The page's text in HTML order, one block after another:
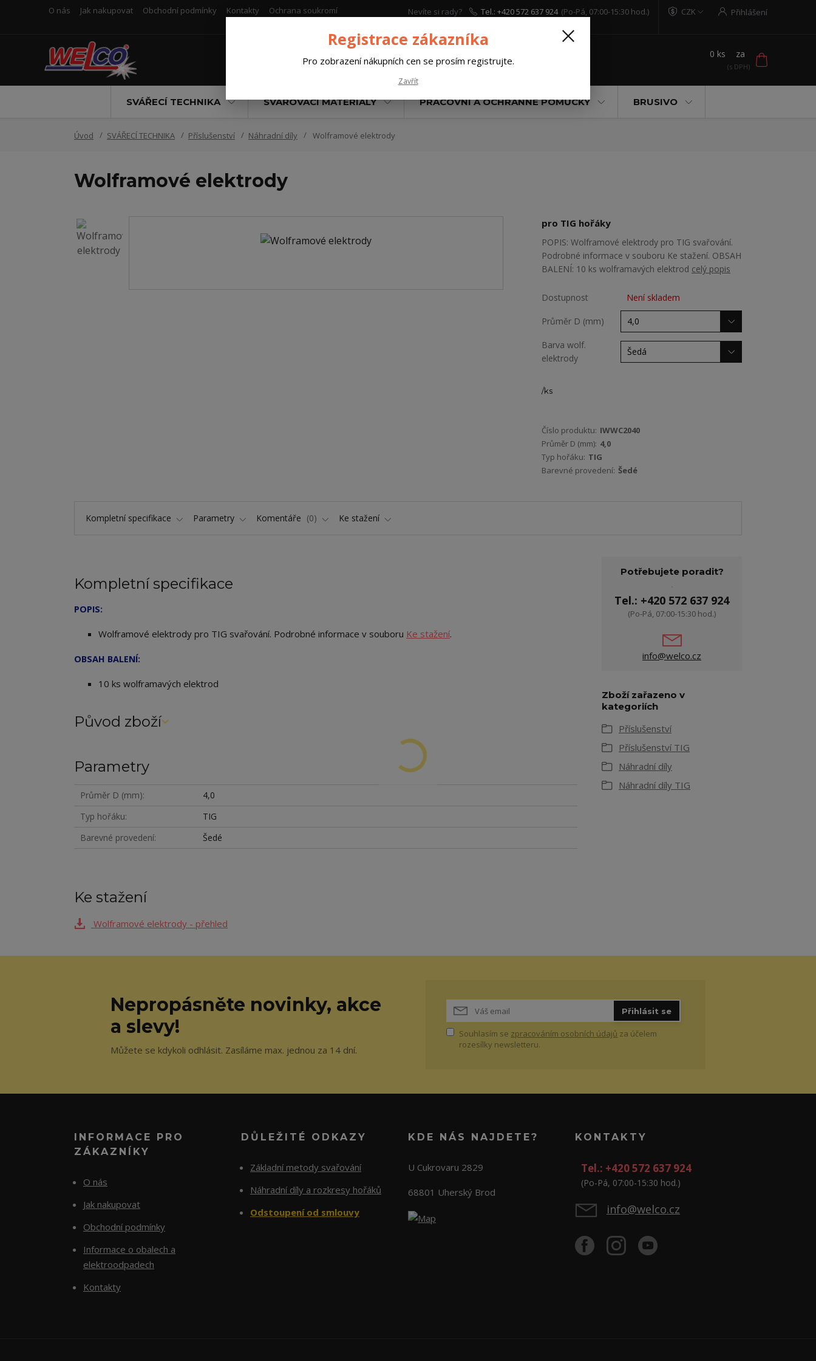
O nás Jak nakupovat Obchodní podmínky Kontakty Ochrana soukromí CZK Přihlášení
Nevíte si rady?
Tel.: +420 572 637 924 (Po-Pá, 07:00-15:30 hod.)
0 ks za
SVÁŘECÍ TECHNIKA SVAŘOVACÍ MATERIÁLY PRACOVNÍ A OCHRANNÉ POMŮCKY BRUSIVO
Úvod SVÁŘECÍ TECHNIKA Příslušenství Náhradní díly Wolframové elektrody
Wolframové elektrody
pro TIG hořáky
POPIS: Wolframové elektrody pro TIG svařování.
Podrobné informace v souboru Ke stažení. OBSAH
BALENÍ: 10 ks wolframavých elektrod celý popis
Dostupnost Není skladem
Průměr D (mm)
Barva wolf.
elektrody
/ks
Číslo produktu: IWWC2040
Průměr D (mm): 4,0
Typ hořáku: TIG
Barevné provedení: Šedé
Kompletní specifikace Parametry Komentáře 0 Ke stažení
Kompletní specifikace
POPIS:
Wolframové elektrody pro TIG svařování. Podrobné informace v souboru Ke stažení.
OBSAH BALENÍ:
10 ks wolframavých elektrod
Původ zboží
Parametry
Průměr D (mm)
4,0
Typ hořáku
TIG
Barevné provedení
Šedé
Potřebujete poradit?
Tel.: +420 572 637 924
(Po-Pá, 07:00-15:30 hod.)
info@welco.cz
Zboží zařazeno v
kategoriích
Příslušenství
Příslušenství TIG
Náhradní díly
Náhradní díly TIG
Ke stažení
Wolframové elektrody - přehled
Nepropásněte novinky, akce
a slevy!
Můžete se kdykoli odhlásit. Zasíláme max. jednou za 14 dní.
Přihlásit se
Souhlasím se zpracováním osobních údajů za účelem
rozesílky newsletteru.
INFORMACE PRO
ZÁKAZNÍKY
O nás
Jak nakupovat
Obchodní podmínky
Informace o obalech a
elektroodpadech
Kontakty
DŮLEŽITÉ ODKAZY
Základní metody svařování
Náhradní díly a rozkresy hořáků
Odstoupení od smlouvy
KDE NÁS NAJDETE?
U Cukrovaru 2829
68801 Uherský Brod
KONTAKTY
Tel.: +420 572 637 924
(Po-Pá, 07:00-15:30 hod.)
info@welco.cz
Registrace zákazníka
Pro zobrazení nákupních cen se prosím registrujte.
Zavřít